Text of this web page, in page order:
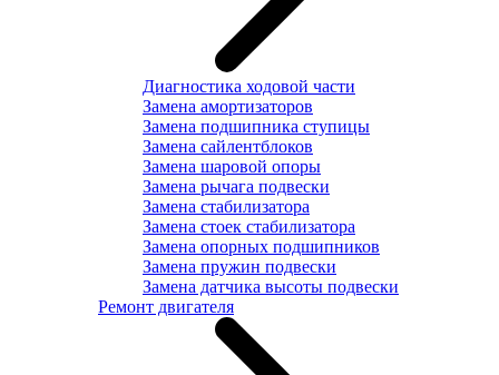
Диагностика ходовой части
Замена амортизаторов
Замена подшипника ступицы
Замена сайлентблоков
Замена шаровой опоры
Замена рычага подвески
Замена стабилизатора
Замена стоек стабилизатора
Замена опорных подшипников
Замена пружин подвески
Замена датчика высоты подвески
Ремонт двигателя